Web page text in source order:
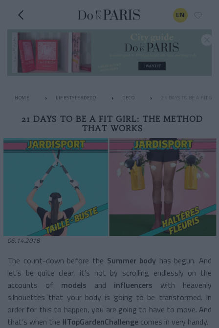
EN
HOME LIFESTYLE&DECO DECO 21 DAYS TO BE A FIT
21 DAYS TO BE A FIT GIRL: THE METHOD
THAT WORKS
06.14.2018
The count-down before the Summer body has begun. And
let’s be quite clear, it’s not by scrolling endlessly on the
accounts of models and influencers with heavenly
silhouettes that your body is going to be transformed. In
order for this to happen, you are going to have to move. And
that’s when the #TopGardenChallenge comes in very handy.